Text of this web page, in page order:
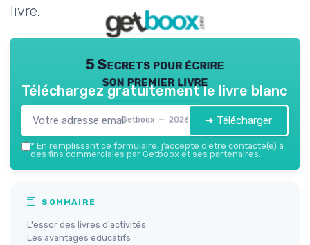
livre.
5 Secrets pour écrire
son premier livre
Getboox — 2026
Téléchargez gratuitement le livre blanc
➔ Télécharger
* En remplissant ce formulaire, j’accepte d’être contacté(e) à
des fins commerciales par Getboox et ses partenaires.
SOMMAIRE
L'essor des livres d'activités
Les avantages éducatifs